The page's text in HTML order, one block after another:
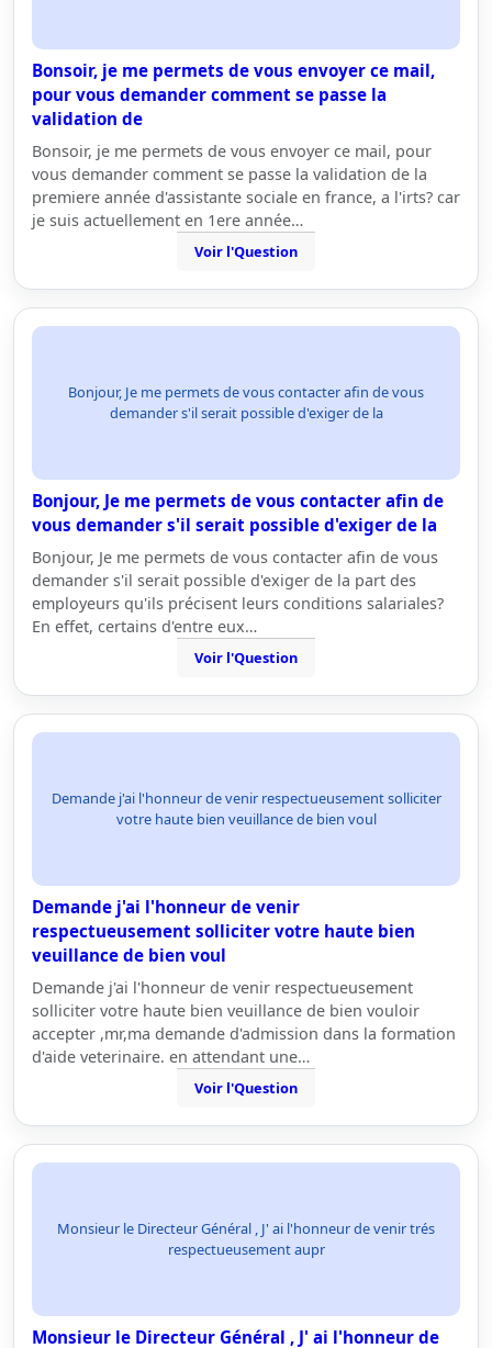
Bonsoir, je me permets de vous envoyer ce mail,
pour vous demander comment se passe la
validation de
Bonsoir, je me permets de vous envoyer ce mail, pour
vous demander comment se passe la validation de la
premiere année d'assistante sociale en france, a l'irts? car
je suis actuellement en 1ere année…
Voir l'Question
Bonjour, Je me permets de vous contacter afin de vous
demander s'il serait possible d'exiger de la
Bonjour, Je me permets de vous contacter afin de
vous demander s'il serait possible d'exiger de la
Bonjour, Je me permets de vous contacter afin de vous
demander s'il serait possible d'exiger de la part des
employeurs qu'ils précisent leurs conditions salariales?
En effet, certains d'entre eux…
Voir l'Question
Demande j'ai l'honneur de venir respectueusement solliciter
votre haute bien veuillance de bien voul
Demande j'ai l'honneur de venir
respectueusement solliciter votre haute bien
veuillance de bien voul
Demande j'ai l'honneur de venir respectueusement
solliciter votre haute bien veuillance de bien vouloir
accepter ,mr,ma demande d'admission dans la formation
d'aide veterinaire. en attendant une…
Voir l'Question
Monsieur le Directeur Général , J' ai l'honneur de venir trés
respectueusement aupr
Monsieur le Directeur Général , J' ai l'honneur de